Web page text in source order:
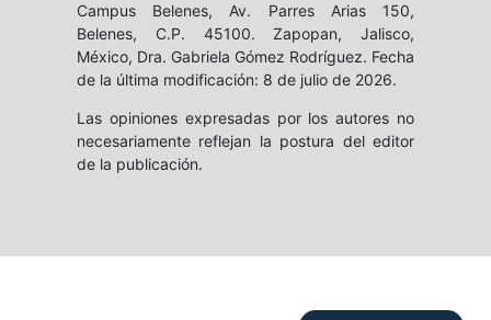
Campus Belenes, Av. Parres Arias 150,
Belenes, C.P. 45100. Zapopan, Jalisco,
México, Dra. Gabriela Gómez Rodríguez. Fecha
de la última modificación: 8 de julio de 2026.
Las opiniones expresadas por los autores no
necesariamente reflejan la postura del editor
de la publicación.